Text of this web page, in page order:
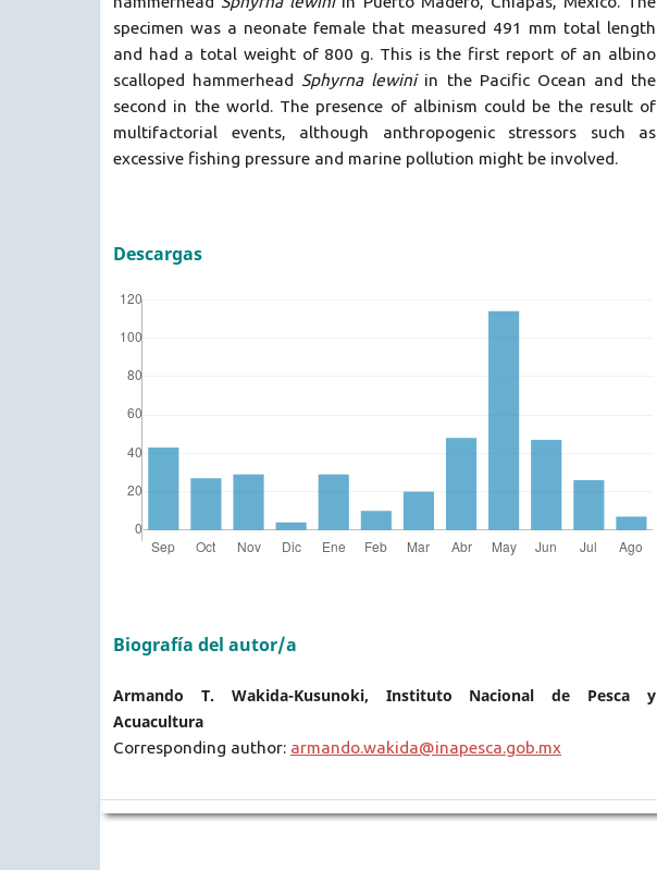
specimen was a neonate female that measured 491 mm total length
and had a total weight of 800 g. This is the first report of an albino
scalloped hammerhead Sphyrna lewiniin the Pacific Ocean and the
second in the world. The presence of albinism could be the result of
multifactorial events, although anthropogenic stressors such as
excessive fishing pressure and marine pollution might be involved.
Descargas
Biografía del autor/a
Armando T. Wakida-Kusunoki, Instituto Nacional de Pesca y
Acuacultura
Corresponding author: armando.wakida@inapesca.gob.mx